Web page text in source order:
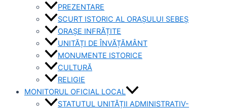
PREZENTARE
SCURT ISTORIC AL ORAȘULUI SEBEȘ
ORAȘE INFRĂȚITE
UNITĂȚI DE ÎNVĂȚĂMÂNT
MONUMENTE ISTORICE
CULTURĂ
RELIGIE
MONITORUL OFICIAL LOCAL
STATUTUL UNITĂȚII ADMINISTRATIV-